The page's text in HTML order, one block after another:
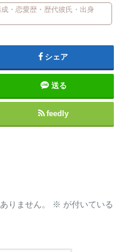
・恋愛歴・歴代彼氏・出身
シェア
送る
feedly
りません。 ※ が付いている